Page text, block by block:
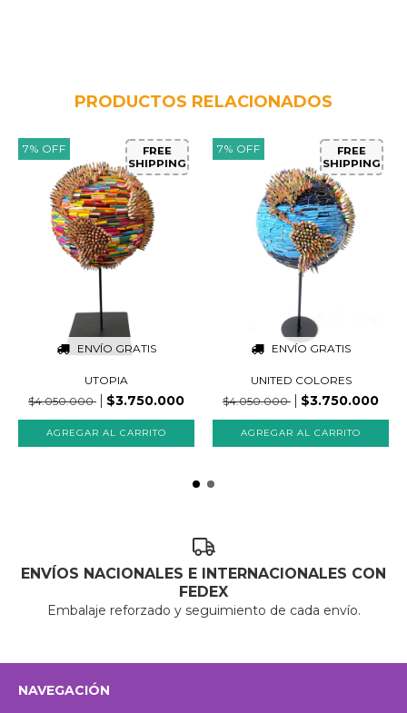
PRODUCTOS RELACIONADOS
7% OFF
ENVÍO GRATIS
FREE
SHIPPING
UTOPIA
$4.050.000
$3.750.000
7% OFF
ENVÍO GRATIS
FREE
SHIPPING
UNITED COLORES
$4.050.000
$3.750.000
ENVÍOS NACIONALES E INTERNACIONALES CON
FEDEX
Embalaje reforzado y seguimiento de cada envío.
NAVEGACIÓN